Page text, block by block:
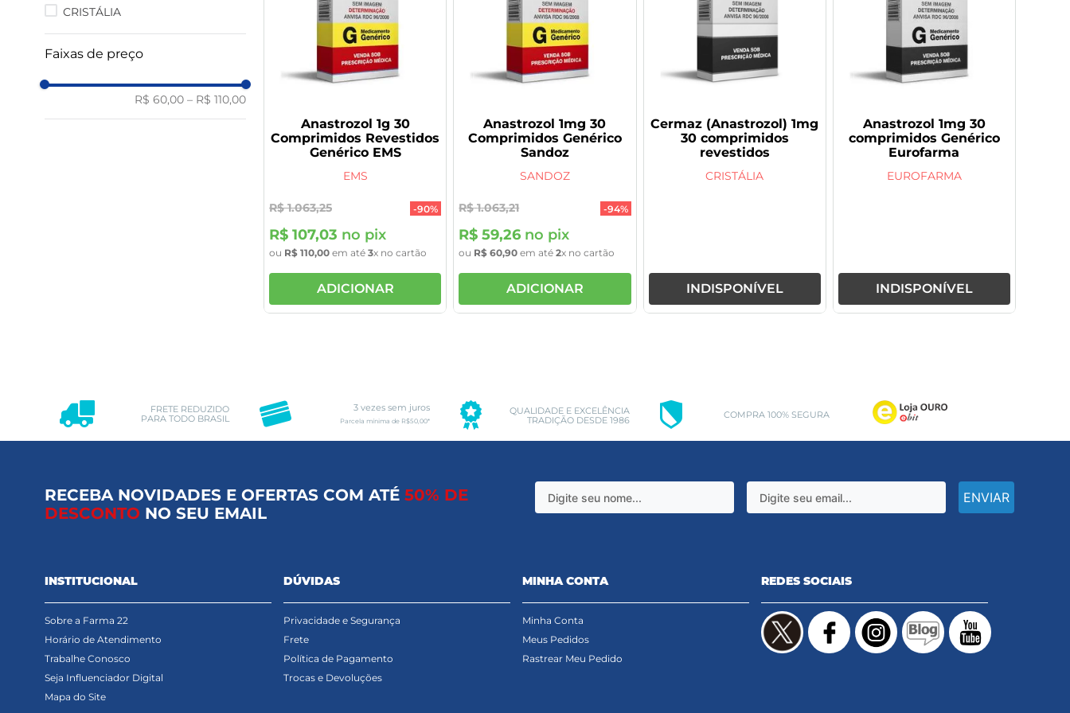
10
rivaroxabana 20mg
CRISTÁLIA
Faixas de preço
R$ 60,00 – R$ 110,00
Anastrozol 1g 30
Comprimidos Revestidos
Genérico EMS
EMS
R$ 1.063,25 -90%
R$ 107,03 no pix
ou R$ 110,00 em até 3x no cartão
ADICIONAR
Anastrozol 1mg 30
Comprimidos Genérico
Sandoz
SANDOZ
R$ 1.063,21 -94%
R$ 59,26 no pix
ou R$ 60,90 em até2x no cartão
ADICIONAR
Cermaz (Anastrozol) 1mg
30 comprimidos
revestidos
CRISTÁLIA
INDISPONÍVEL
Anastrozol 1mg 30
comprimidos Genérico
Eurofarma
EUROFARMA
INDISPONÍVEL
FRETE REDUZIDO
PARA TODO BRASIL
3 vezes sem juros
Parcela mínima de R$50,00*
QUALIDADE E EXCELÊNCIA
TRADIÇÃO DESDE 1986
COMPRA 100% SEGURA
RECEBA NOVIDADES E OFERTAS COM ATÉ 50% DE
DESCONTO NO SEU EMAIL
ENVIAR
INSTITUCIONAL
Sobre a Farma 22
Horário de Atendimento
Trabalhe Conosco
Seja Influenciador Digital
Mapa do Site
DÚVIDAS
Privacidade e Segurança
Frete
Política de Pagamento
Trocas e Devoluções
MINHA CONTA
Minha Conta
Meus Pedidos
Rastrear Meu Pedido
REDES SOCIAIS